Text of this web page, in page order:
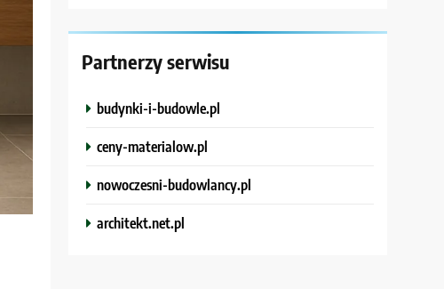
Partnerzy serwisu
budynki-i-budowle.pl
ceny-materialow.pl
nowoczesni-budowlancy.pl
architekt.net.pl